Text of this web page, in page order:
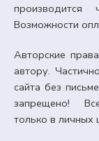
ФОНЫ
Фоны Грамот
Пушкинский
производится
Возможности
Авторские
автору.
сайта без
запрещено!
только в личных